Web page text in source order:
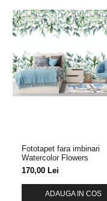
Fototapet fara imbinari
Watercolor Flowers
170,00 Lei
ADAUGA IN COS